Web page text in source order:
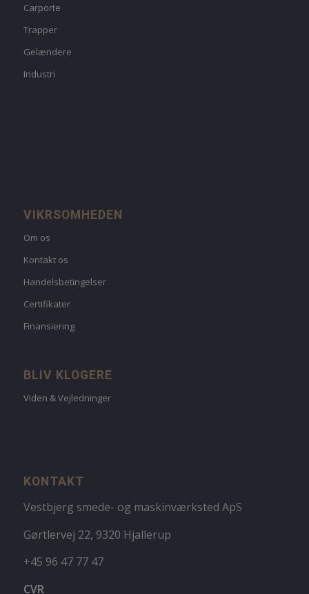
Carporte
Trapper
Gelændere
Industri
VIKRSOMHEDEN
Om os
Kontakt os
Handelsbetingelser
Certifikater
Finansiering
BLIV KLOGERE
Viden & Vejledninger
KONTAKT
Vestbjerg smede- og maskinværksted ApS
Gørtlervej 22, 9320 Hjallerup
+45 96 47 77 47
CVR